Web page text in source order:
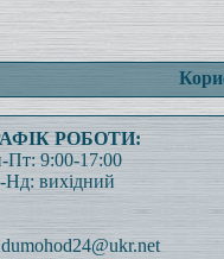
РОБОТИ:
9:00-17:00
вихідний